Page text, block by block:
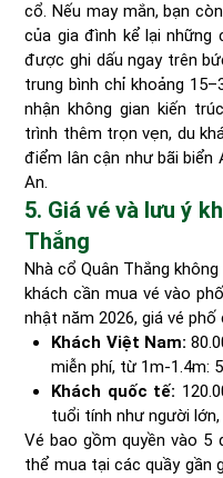
cổ. Nếu may mắn, bạn
của gia đình kể lại những
được ghi dấu ngay trên
trung bình chỉ khoảng
nhận không gian kiến
trình thêm trọn vẹn, du
điểm lân cận như bãi biển
An.
5. Giá vé và lưu ý
Thắng
Nhà cổ Quân Thắng
khách cần mua vé vào
nhật năm 2026, giá vé
Khách Việt Nam:
miễn phí, từ 1m-1.4m:
Khách quốc tế:
tuổi tính như người lớn,
Vé bao gồm quyền vào
thể mua tại các quầy gần